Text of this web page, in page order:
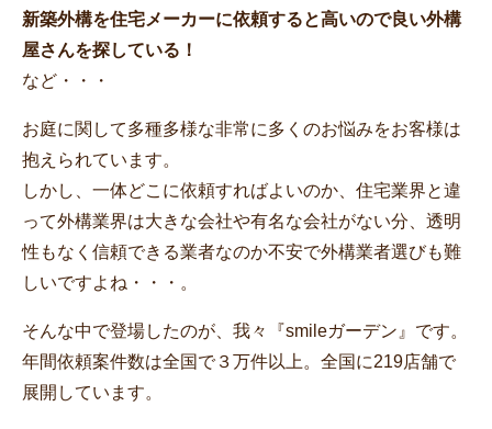
新築外構を住宅メーカーに依頼すると高いので良い外構
屋さんを探している！
など・・・
お庭に関して多種多様な非常に多くのお悩みをお客様は
抱えられています。
しかし、一体どこに依頼すればよいのか、住宅業界と違
って外構業界は大きな会社や有名な会社がない分、透明
性もなく信頼できる業者なのか不安で外構業者選びも難
しいですよね・・・。
そんな中で登場したのが、我々『smileガーデン』です。
年間依頼案件数は全国で３万件以上。全国に219店舗で
展開しています。